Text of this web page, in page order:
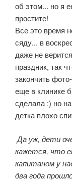
об этом... но я
простите!
Все это время
сяду... в
даже не
праздник, так
закончить
еще в клинике
сделала :) но
детка плохо
Да уж, дети
кажется, что
капитаном у
два года